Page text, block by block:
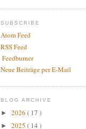
SUBSCRIBE
Atom Feed
RSS Feed
Feedburner
Neue Beiträge per E-Mail
BLOG ARCHIVE
► 2026 ( 17 )
► 2025 ( 14 )